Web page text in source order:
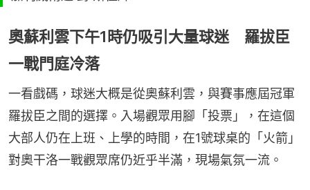
奧蘇利雲下午1時仍吸引大量球迷 羅拔臣
一戰門庭冷落
一看戲碼，球迷大概是從奧蘇利雲，與賽事應屆冠軍
羅拔臣之間的選擇。入場觀眾用腳「投票」，在這個
大部人仍在上班、上學的時間，在1號球桌的「火箭」
對奧干洛一戰觀眾席仍近乎半滿，現場氣氛一流。